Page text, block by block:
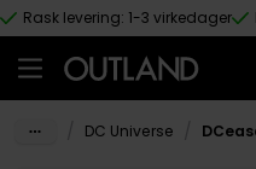
Hopp til hovedinnhold
Rask levering: 1-3 virkedager
DC Universe